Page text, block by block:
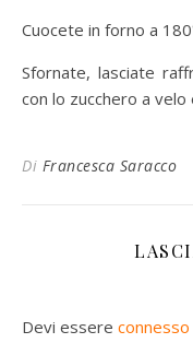
Cuocete in forno a
Sfornate, lasciate
con lo zucchero a
Di Francesca Saracco
Devi essere connesso